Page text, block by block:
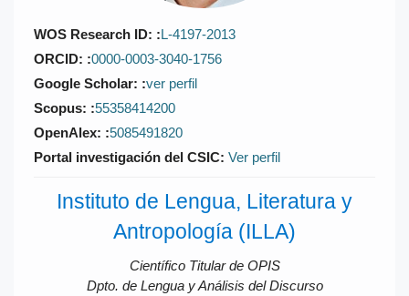
WOS Research ID:
L-4197-2013
ORCID: 0000-0003-3040-1756
Google Scholar: ver perfil
Scopus: 55358414200
OpenAlex: 5085491820
Portal investigación del CSIC: Ver perfil
Instituto de Lengua, Literatura y
Antropología (ILLA)
Científico Titular de OPIS
Dpto. de Lengua y Análisis del Discurso